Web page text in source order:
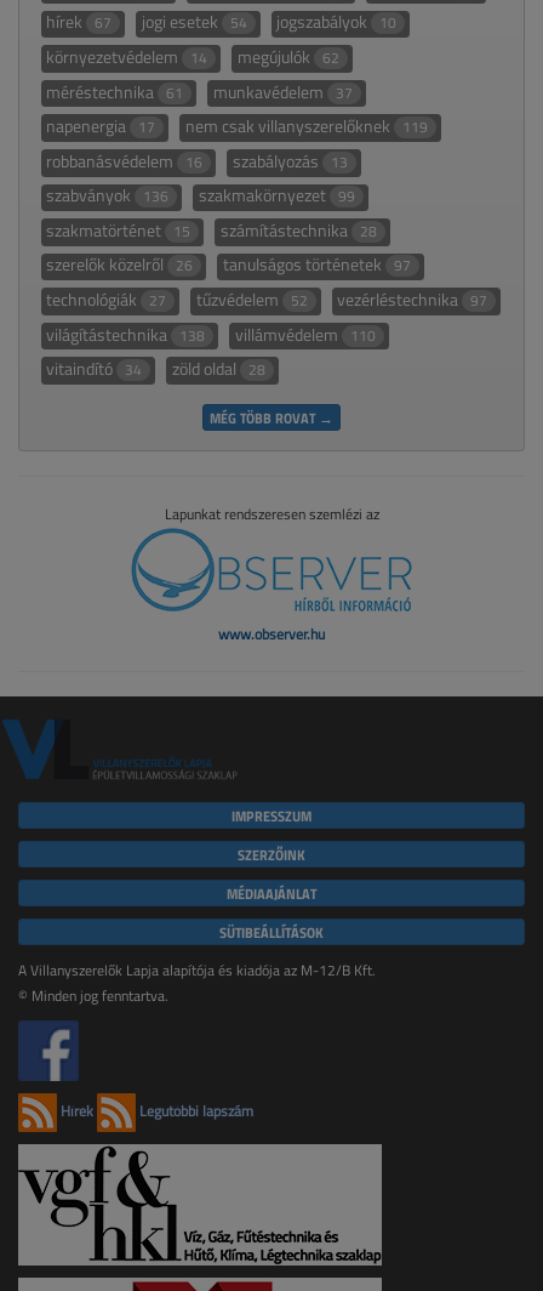
hírek 67 jogi esetek 54 jogszabályok 10
környezetvédelem 14 megújulók 62
méréstechnika 61 munkavédelem 37
napenergia 17 nem csak villanyszerelőknek 119
robbanásvédelem 16 szabályozás 13
szabványok 136 szakmakörnyezet 99
szakmatörténet 15 számítástechnika 28
szerelők közelről 26 tanulságos történetek 97
technológiák 27 tűzvédelem 52 vezérléstechnika 97
világítástechnika 138 villámvédelem 110
vitaindító 34 zöld oldal 28
MÉG TÖBB ROVAT →
Lapunkat rendszeresen szemlézi az
www.observer.hu
IMPRESSZUM
SZERZŐINK
MÉDIAAJÁNLAT
SÜTIBEÁLLÍTÁSOK
A Villanyszerelők Lapja alapítója és kiadója az M-12/B Kft.
© Minden jog fenntartva.
Hírek Legutóbbi lapszám